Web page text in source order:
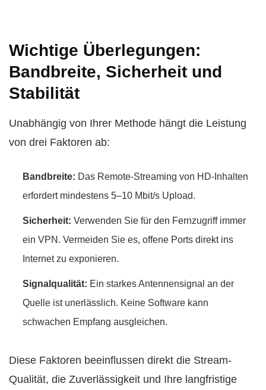
Wichtige Überlegungen:
Bandbreite, Sicherheit und
Stabilität
Unabhängig von Ihrer Methode hängt die Leistung
von drei Faktoren ab:
Bandbreite: Das Remote-Streaming von HD-Inhalten
erfordert mindestens 5–10 Mbit/s Upload.
Sicherheit: Verwenden Sie für den Fernzugriff immer
ein VPN. Vermeiden Sie es, offene Ports direkt ins
Internet zu exponieren.
Signalqualität: Ein starkes Antennensignal an der
Quelle ist unerlässlich. Keine Software kann
schwachen Empfang ausgleichen.
Diese Faktoren beeinflussen direkt die Stream-
Qualität, die Zuverlässigkeit und Ihre langfristige